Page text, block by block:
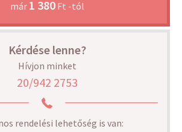
már 1 380Ft -tól
Kérdése lenne?
Hívjon minket
20/942 2753
rendelési lehetőség is van: